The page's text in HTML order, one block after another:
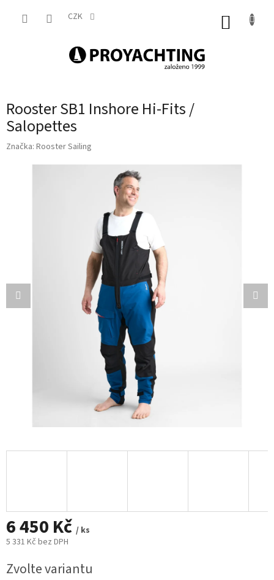
CZK
Rooster SB1 Inshore Hi-Fits /
Salopettes
Značka: Rooster Sailing
6 450 Kč / ks
5 331 Kč bez DPH
cena:
Zvolte variantu